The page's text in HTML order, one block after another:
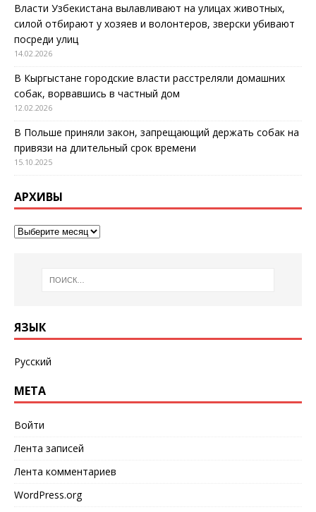
Власти Узбекистана вылавливают на улицах животных,
силой отбирают у хозяев и волонтеров, зверски убивают
посреди улиц
14.02.2026
В Кыргыстане городские власти расстреляли домашних
собак, ворвавшись в частный дом
12.02.2026
В Польше приняли закон, запрещающий держать собак на
привязи на длительный срок времени
15.10.2025
АРХИВЫ
ЯЗЫК
Русский
МЕТА
Войти
Лента записей
Лента комментариев
WordPress.org